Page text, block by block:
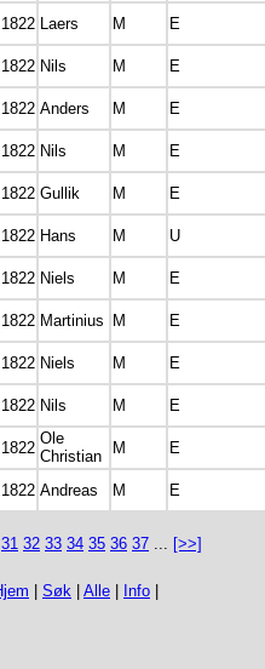
Laers M
E
Nils M
E
Anders M
E
Nils M
E
Gullik M
E
Hans M
U
Niels M
E
Martinius M
E
Niels M
E
Nils M
E
Ole
Christian
M
E
Andreas M E
31 32 33 34 35 36 37 ... [>>]
Søk Alle Info